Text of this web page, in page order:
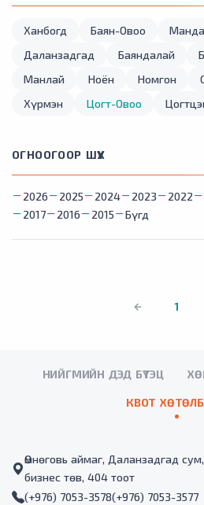
Ханбогд Баян-Овоо
Даланзадгад
Баяндалай
Манлай
Ноён Номгон
Хүрмэн
Цогт-Овоо
ОГНООГООР ШҮҮХ
2026 2025 2024 2023 2022
2017
2016 2015 Бүгд
1
НИЙГМИЙН ДЭД БҮТЭЦ
КВОТ
Өмнөговь аймаг, Даланзадгад
бизнес төв, 404 тоот
(+976) 7053-3578(+976) 7053-3577